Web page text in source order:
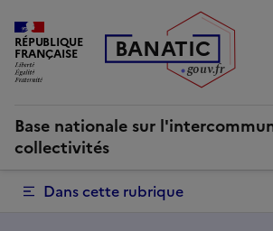
RÉPUBLIQUE
FRANÇAISE BANATIC
gouv.fr
Base nationale sur
collectivités
Dans cette rubrique
Commune Duranville | Base